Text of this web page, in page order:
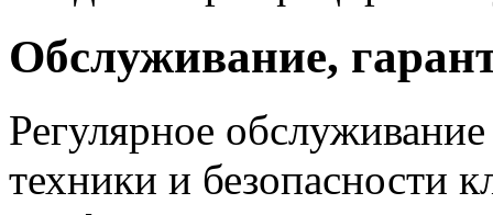
Обслуживание,
Регулярное
техники и безопасности